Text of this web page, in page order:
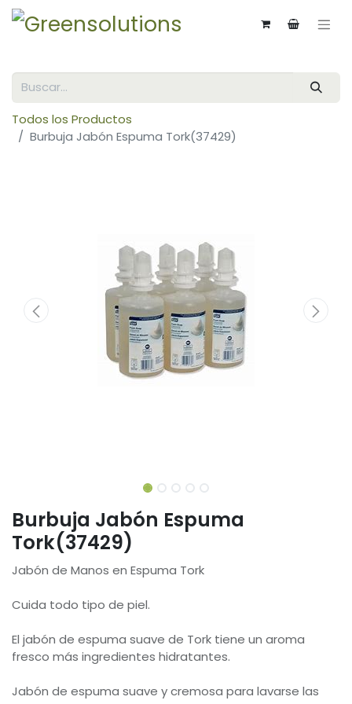
Todos los Productos
Burbuja Jabón Espuma Tork(37429)
Burbuja Jabón Espuma
Tork(37429)
Jabón de Manos en Espuma Tork
Cuida todo tipo de piel.
El jabón de espuma suave de Tork tiene un aroma
fresco más ingredientes hidratantes.
Jabón de espuma suave y cremosa para lavarse las